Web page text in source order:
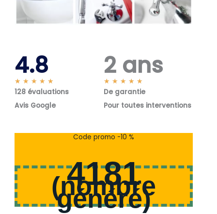
4.8
★ ★ ★ ★ ★
o
s
128 évaluations
Avis Google
2 ans
★ ★ ★ ★ ★
o
s
De garantie
Pour toutes interventions
Code promo -10 %
4181
(nombre
généré)